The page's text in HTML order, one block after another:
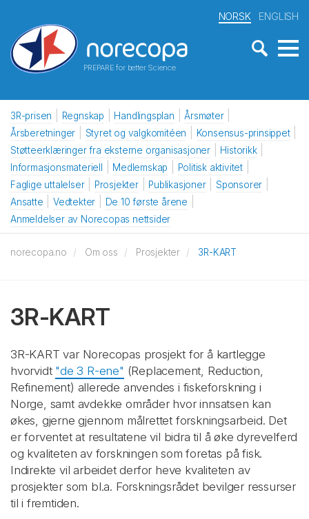
PREPARE for better Science
NORSK ENGLISH
3R-prisen Regnskap Handlingsplan
Årsmøter
Årsberetninger
Styret og valgkomitéen
Konsensus-prinsippet
Støtteerklæringer fra eksterne organisasjoner
Historikk
Informasjonsmateriell
Medlemskap
Politisk aktivitet
Faglige uttalelser
Prosjekter Publikasjoner
Sponsorer
Ansatte
Vedtekter
De 10 første årene
Anmeldelser av Norecopas nettsider
norecopa.no Om oss Prosjekter 3R-KART
3R-KART
3R-KART var Norecopas prosjekt for å kartlegge
hvorvidt "de 3 R-ene" (Replacement, Reduction,
Refinement) allerede anvendes i fiskeforskning i
Norge, samt avdekke områder hvor innsatsen kan
økes, gjerne gjennom målrettet forskningsarbeid. Det
er forventet at resultatene vil bidra til å øke dyrevelferd
og kvaliteten av forskningen som foretas på fisk.
Indirekte vil arbeidet derfor heve kvaliteten av
prosjekter som bl.a. Forskningsrådet bevilger ressurser
til i fremtiden.